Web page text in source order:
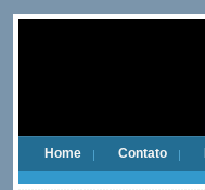
Home Contato